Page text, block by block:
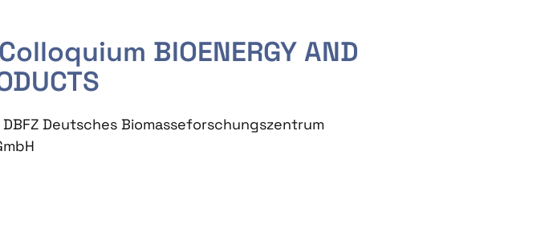
BIOENERGY AND
DBFZ Deutsches Biomasseforschungszentrum